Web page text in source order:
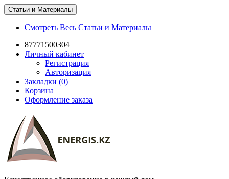
Статьи и Материалы
Смотреть Весь Статьи и Материалы
87771500304
Личный кабинет
Регистрация
Авторизация
Закладки (0)
Корзина
Оформление заказа